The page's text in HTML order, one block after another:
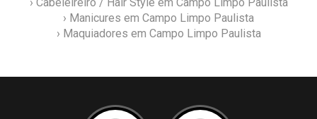
› Cabeleireiro / Hair Style em Campo Limpo Paulista
› Manicures em Campo Limpo Paulista
› Maquiadores em Campo Limpo Paulista